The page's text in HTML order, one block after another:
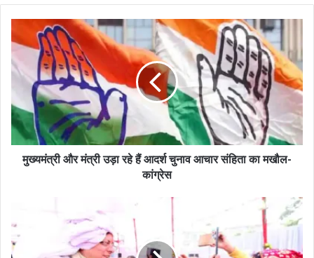
मुख्यमंत्री और मंत्री उड़ा रहे हैं आदर्श चुनाव आचार संहिता का मखौल-
कांग्रेस